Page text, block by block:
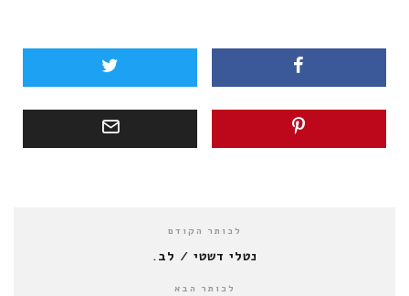
לכותר הקודם
נטלי דשטי / לב.
לכותר הבא